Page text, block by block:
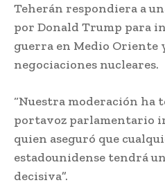
Teherán respondiera a
por Donald Trump para
guerra en Medio Oriente
negociaciones nucleares.
“Nuestra moderación ha
portavoz parlamentario
quien aseguró que
estadounidense tendrá
decisiva”.